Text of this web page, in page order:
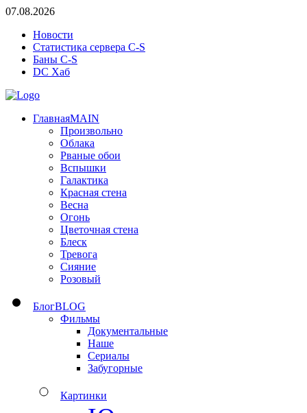
07.08.2026
Новости
Статистика сервера C-S
Баны C-S
DC Хаб
ГлавнаяMAIN
Произвольно
Облака
Рваные обои
Вспышки
Галактика
Красная стена
Весна
Огонь
Цветочная стена
Блеск
Тревога
Сияние
Розовый
БлогBLOG
Фильмы
Документальные
Наше
Сериалы
Забугорные
Картинки